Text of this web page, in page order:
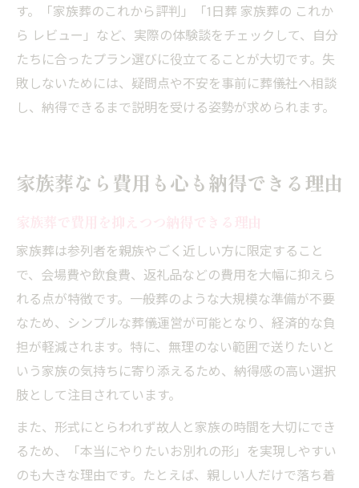
す。「家族葬のこれから評判」「1日葬 家族葬の これか
ら レビュー」など、実際の体験談をチェックして、自分
たちに合ったプラン選びに役立てることが大切です。失
敗しないためには、疑問点や不安を事前に葬儀社へ相談
し、納得できるまで説明を受ける姿勢が求められます。
家族葬なら費用も心も納得できる理由
家族葬は参列者を親族やごく近しい方に限定すること
で、会場費や飲食費、返礼品などの費用を大幅に抑えら
れる点が特徴です。一般葬のような大規模な準備が不要
なため、シンプルな葬儀運営が可能となり、経済的な負
担が軽減されます。特に、無理のない範囲で送りたいと
いう家族の気持ちに寄り添えるため、納得感の高い選択
肢として注目されています。
また、形式にとらわれず故人と家族の時間を大切にでき
るため、「本当にやりたいお別れの形」を実現しやすい
のも大きな理由です。たとえば、親しい人だけで落ち着